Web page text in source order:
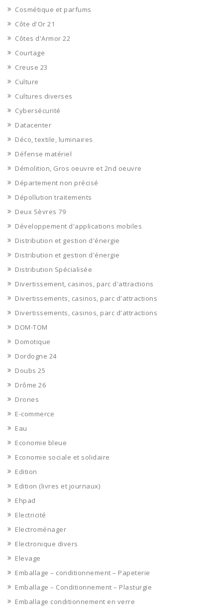
Cosmétique et parfums
Côte d'Or 21
Côtes d'Armor 22
Courtage
Creuse 23
Culture
Cultures diverses
Cybersécurité
Datacenter
Déco, textile, luminaires
Défense matériel
Démolition, Gros oeuvre et 2nd oeuvre
Département non précisé
Dépollution traitements
Deux Sèvres 79
Développement d'applications mobiles
Distribution et gestion d'énergie
Distribution et gestion d'énergie
Distribution Spécialisée
Divertissement, casinos, parc d'attractions
Divertissements, casinos, parc d'attractions
Divertissements, casinos, parc d'attractions
DOM-TOM
Domotique
Dordogne 24
Doubs 25
Drôme 26
Drones
E-commerce
Eau
Economie bleue
Economie sociale et solidaire
Edition
Edition (livres et journaux)
Ehpad
Electricité
Electroménager
Electronique divers
Elevage
Emballage – conditionnement – Papeterie
Emballage – Conditionnement – Plasturgie
Emballage conditionnement en verre